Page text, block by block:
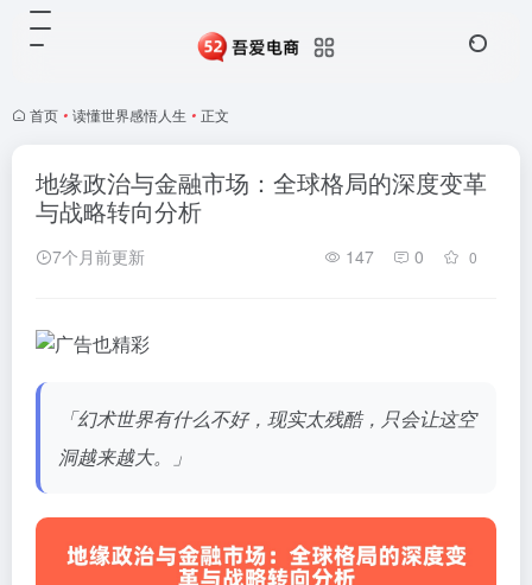
首页 • 读懂世界感悟人生 • 正文
地缘政治与金融市场：全球格局的深度变革
与战略转向分析
7个月前更新 147 0 0
「幻术世界有什么不好，现实太残酷，只会让这空
洞越来越大。」